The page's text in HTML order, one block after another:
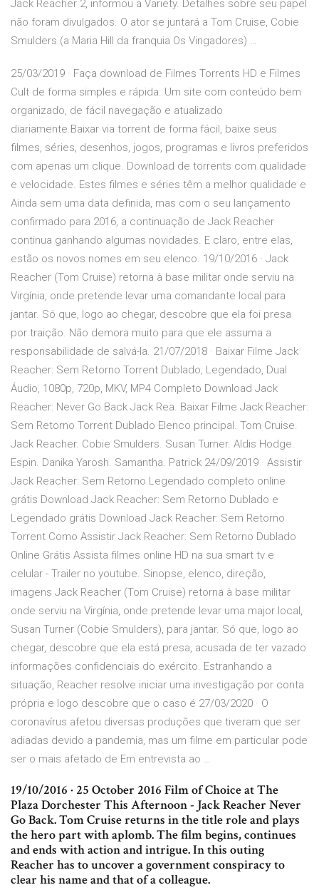
Jack Reacher 2, informou a Variety. Detalhes sobre seu papel
não foram divulgados. O ator se juntará a Tom Cruise, Cobie
Smulders (a Maria Hill da franquia Os Vingadores) …
25/03/2019 · Faça download de Filmes Torrents HD e Filmes
Cult de forma simples e rápida. Um site com conteúdo bem
organizado, de fácil navegação e atualizado
diariamente.Baixar via torrent de forma fácil, baixe seus
filmes, séries, desenhos, jogos, programas e livros preferidos
com apenas um clique. Download de torrents com qualidade
e velocidade. Estes filmes e séries têm a melhor qualidade e
Ainda sem uma data definida, mas com o seu lançamento
confirmado para 2016, a continuação de Jack Reacher
continua ganhando algumas novidades. E claro, entre elas,
estão os novos nomes em seu elenco. 19/10/2016 · Jack
Reacher (Tom Cruise) retorna à base militar onde serviu na
Virgínia, onde pretende levar uma comandante local para
jantar. Só que, logo ao chegar, descobre que ela foi presa
por traição. Não demora muito para que ele assuma a
responsabilidade de salvá-la. 21/07/2018 · Baixar Filme Jack
Reacher: Sem Retorno Torrent Dublado, Legendado, Dual
Áudio, 1080p, 720p, MKV, MP4 Completo Download Jack
Reacher: Never Go Back Jack Rea. Baixar Filme Jack Reacher:
Sem Retorno Torrent Dublado Elenco principal. Tom Cruise.
Jack Reacher. Cobie Smulders. Susan Turner. Aldis Hodge.
Espin. Danika Yarosh. Samantha. Patrick 24/09/2019 · Assistir
Jack Reacher: Sem Retorno Legendado completo online
grátis Download Jack Reacher: Sem Retorno Dublado e
Legendado grátis Download Jack Reacher: Sem Retorno
Torrent Como Assistir Jack Reacher: Sem Retorno Dublado
Online Grátis Assista filmes online HD na sua smart tv e
celular - Trailer no youtube. Sinopse, elenco, direção,
imagens Jack Reacher (Tom Cruise) retorna à base militar
onde serviu na Virgínia, onde pretende levar uma major local,
Susan Turner (Cobie Smulders), para jantar. Só que, logo ao
chegar, descobre que ela está presa, acusada de ter vazado
informações confidenciais do exército. Estranhando a
situação, Reacher resolve iniciar uma investigação por conta
própria e logo descobre que o caso é 27/03/2020 · O
coronavírus afetou diversas produções que tiveram que ser
adiadas devido a pandemia, mas um filme em particular pode
ser o mais afetado de Em entrevista ao …
19/10/2016 · 25 October 2016 Film of Choice at The
Plaza Dorchester This Afternoon - Jack Reacher Never
Go Back. Tom Cruise returns in the title role and plays
the hero part with aplomb. The film begins, continues
and ends with action and intrigue. In this outing
Reacher has to uncover a government conspiracy to
clear his name and that of a colleague.